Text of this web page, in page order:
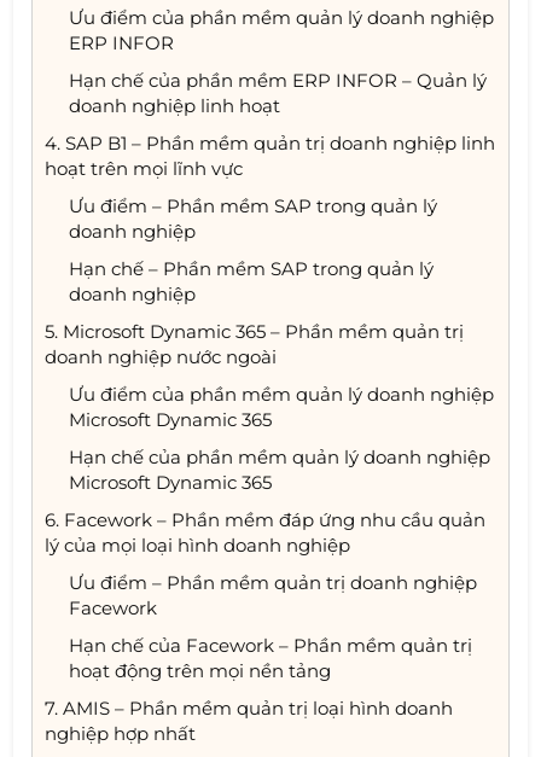
Ưu điểm của phần mềm quản lý doanh nghiệp
ERP INFOR
Hạn chế của phần mềm ERP INFOR – Quản lý
doanh nghiệp linh hoạt
4. SAP B1 – Phần mềm quản trị doanh nghiệp linh
hoạt trên mọi lĩnh vực
Ưu điểm – Phần mềm SAP trong quản lý
doanh nghiệp
Hạn chế – Phần mềm SAP trong quản lý
doanh nghiệp
5. Microsoft Dynamic 365 – Phần mềm quản trị
doanh nghiệp nước ngoài
Ưu điểm của phần mềm quản lý doanh nghiệp
Microsoft Dynamic 365
Hạn chế của phần mềm quản lý doanh nghiệp
Microsoft Dynamic 365
6. Facework – Phần mềm đáp ứng nhu cầu quản
lý của mọi loại hình doanh nghiệp
Ưu điểm – Phần mềm quản trị doanh nghiệp
Facework
Hạn chế của Facework – Phần mềm quản trị
hoạt động trên mọi nền tảng
7. AMIS – Phần mềm quản trị loại hình doanh
nghiệp hợp nhất